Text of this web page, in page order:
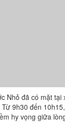
Nhỏ đã có mặt tại
9h30 đến
hy vọng giữa